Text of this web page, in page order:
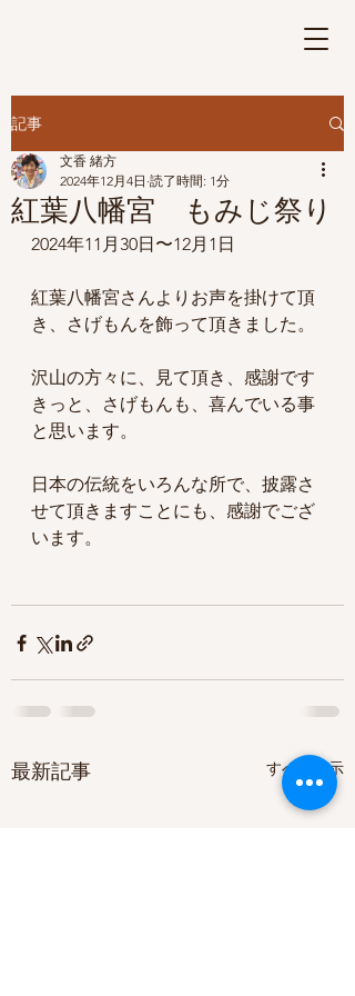
記事
紅葉八幡宮 もみじ祭り
文香 緒方
2024年12月4日 読了時間: 1分
2024年11月30日〜12月1日
紅葉八幡宮さんよりお声を掛けて頂
き、さげもんを飾って頂きました。
沢山の方々に、見て頂き、感謝です
きっと、さげもんも、喜んでいる事
と思います。
日本の伝統をいろんな所で、披露さ
せて頂きますことにも、感謝でござ
います。
最新記事 すべて表示